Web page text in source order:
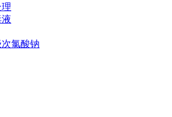
氯酸钠